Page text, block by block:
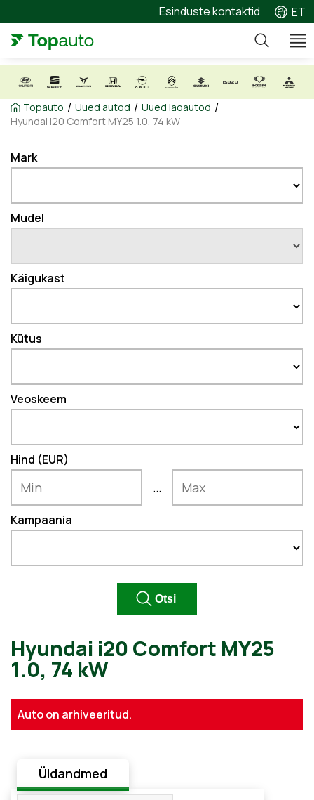
Esinduste kontaktid ET
Topauto / Uued autod / Uued laoautod /
Hyundai i20 Comfort MY25 1.0, 74 kW
Mark
Mudel
Käigukast
Kütus
Veoskeem
Hind (EUR)
...
Kampaania
Hyundai i20 Comfort MY25
Auto on arhiveeritud.
Üldandmed